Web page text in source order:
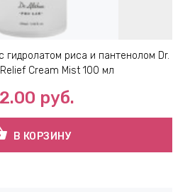
риса и пантенолом Dr.
Cream Mist 100 мл
руб.
В КОРЗИНУ